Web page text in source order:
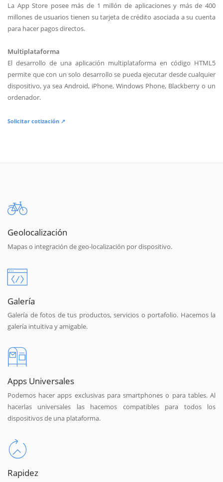
La App Store posee más de 1 millón de aplicaciones y más de 400
millones de usuarios tienen su tarjeta de crédito asociada a su cuenta
para hacer pagos directos.
Multiplataforma
El desarrollo de una aplicación multiplataforma en código HTML5
permite que con un solo desarrollo se pueda ejecutar desde cualquier
dispositivo, ya sea Android, iPhone, Windows Phone, Blackberry o un
ordenador.
Solicitar cotización ↗
Geolocalización
Mapas o integración de geo-localización por dispositivo.
Galería
Galería de fotos de tus productos, servicios o portafolio. Hacemos la
galería intuitiva y amigable.
Apps Universales
Podemos hacer apps exclusivas para smartphones o para tables. Al
hacerlas universales las hacemos compatibles para todos los
dispositivos de una plataforma.
Rapidez